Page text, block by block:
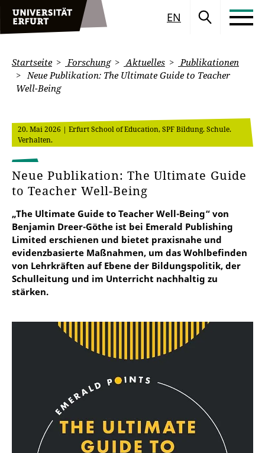
EN
Startseite Forschung Aktuelles
Publikationen
Neue Publikation: The Ultimate Guide to Teacher
Well-Being
20. Mai 2026 | Erfurt School of Education, SPF Bildung. Schule.
Verhalten.
Neue Publikation: The Ultimate Guide
to Teacher Well-Being
„The Ultimate Guide to Teacher Well-Being“ von
Benjamin Dreer-Göthe ist bei Emerald Publishing
Limited erschienen und bietet praxisnahe und
evidenzbasierte Maßnahmen, um das Wohlbefinden
von Lehrkräften auf Ebene der Bildungspolitik, der
Schulleitung und im Unterricht nachhaltig zu
stärken.